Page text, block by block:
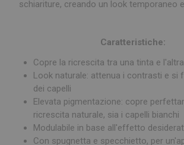
schiariture, creando un look temporaneo
Caratteristiche:
Copre la ricrescita tra una tinta e l'altra
Look naturale: attenua i contrasti e si
dei capelli
Elevata pigmentazione: copre
ricrescita naturale, sia i capelli bianchi
Modulabile in base all'effetto
Con spugnetta e specchietto, per